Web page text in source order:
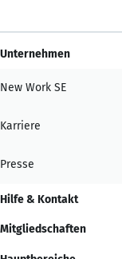
Unternehmen
New Work SE
Karriere
Presse
Hilfe & Kontakt
Mitgliedschaften